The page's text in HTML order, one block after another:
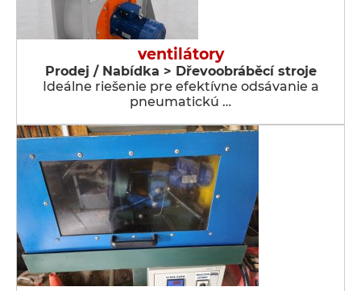
ventilátory
Prodej / Nabídka > Dřevoobráběcí stroje
Ideálne riešenie pre efektívne odsávanie a
pneumatickú …